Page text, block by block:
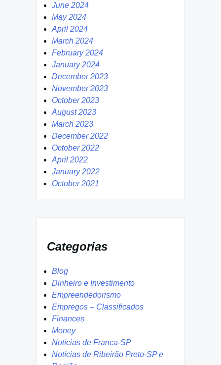
June 2024
May 2024
April 2024
March 2024
February 2024
January 2024
December 2023
November 2023
October 2023
August 2023
March 2023
December 2022
October 2022
April 2022
January 2022
October 2021
Categorias
Blog
Dinheiro e Investimento
Empreendedorismo
Empregos – Classificados
Finances
Money
Notícias de Franca-SP
Notícias de Ribeirão Preto-SP e